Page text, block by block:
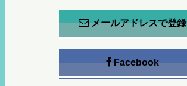
メールアドレスで登録
Facebook